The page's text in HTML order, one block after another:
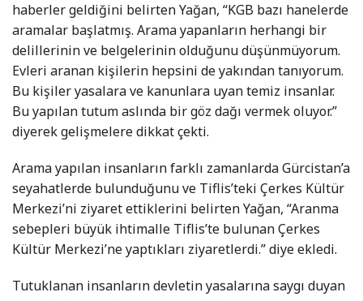
haberler geldiğini belirten Yağan, “KGB bazı hanelerde
aramalar başlatmış. Arama yapanların herhangi bir
delillerinin ve belgelerinin olduğunu düşünmüyorum.
Evleri aranan kişilerin hepsini de yakından tanıyorum.
Bu kişiler yasalara ve kanunlara uyan temiz insanlar.
Bu yapılan tutum aslında bir göz dağı vermek oluyor.”
diyerek gelişmelere dikkat çekti.
Arama yapılan insanların farklı zamanlarda Gürcistan’a
seyahatlerde bulunduğunu ve Tiflis’teki Çerkes Kültür
Merkezi’ni ziyaret ettiklerini belirten Yağan, “Aranma
sebepleri büyük ihtimalle Tiflis’te bulunan Çerkes
Kültür Merkezi’ne yaptıkları ziyaretlerdi.” diye ekledi.
Tutuklanan insanların devletin yasalarına saygı duyan